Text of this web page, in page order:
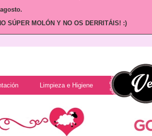
SÚPER MOLÓN Y NO OS DERRITÁIS! :)
Limpieza e Higiene